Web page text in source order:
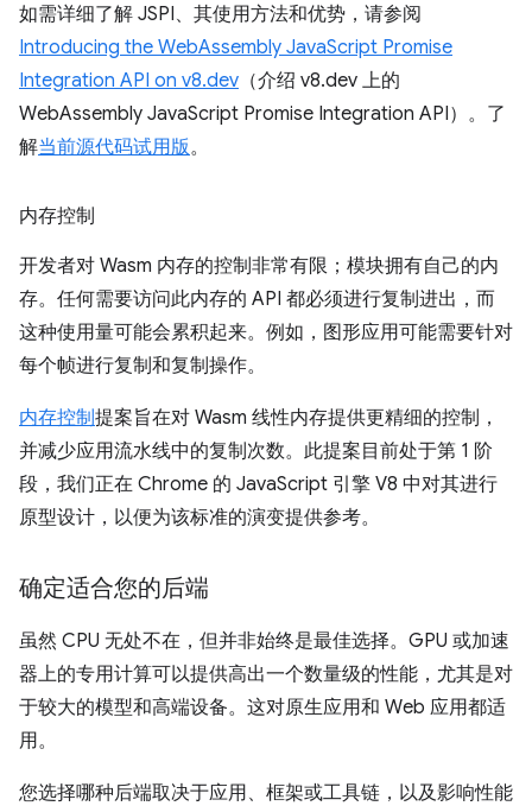
如需详细了解 JSPI、其使用方法和优势，请参阅
Introducing the WebAssembly JavaScript Promise
Integration API on v8.dev （介绍 v8.dev 上的
WebAssembly JavaScript Promise Integration API）。了
解当前源代码试用版。
内存控制
开发者对 Wasm 内存的控制非常有限；模块拥有自己的内
存。任何需要访问此内存的 API 都必须进行复制进出，而
这种使用量可能会累积起来。例如，图形应用可能需要针对
每个帧进行复制和复制操作。
内存控制提案旨在对 Wasm 线性内存提供更精细的控制，
并减少应用流水线中的复制次数。此提案目前处于第 1 阶
段，我们正在 Chrome 的 JavaScript 引擎 V8 中对其进行
原型设计，以便为该标准的演变提供参考。
确定适合您的后端
虽然 CPU 无处不在，但并非始终是最佳选择。GPU 或加速
器上的专用计算可以提供高出一个数量级的性能，尤其是对
于较大的模型和高端设备。这对原生应用和 Web 应用都适
用。
您选择哪种后端取决于应用、框架或工具链，以及影响性能